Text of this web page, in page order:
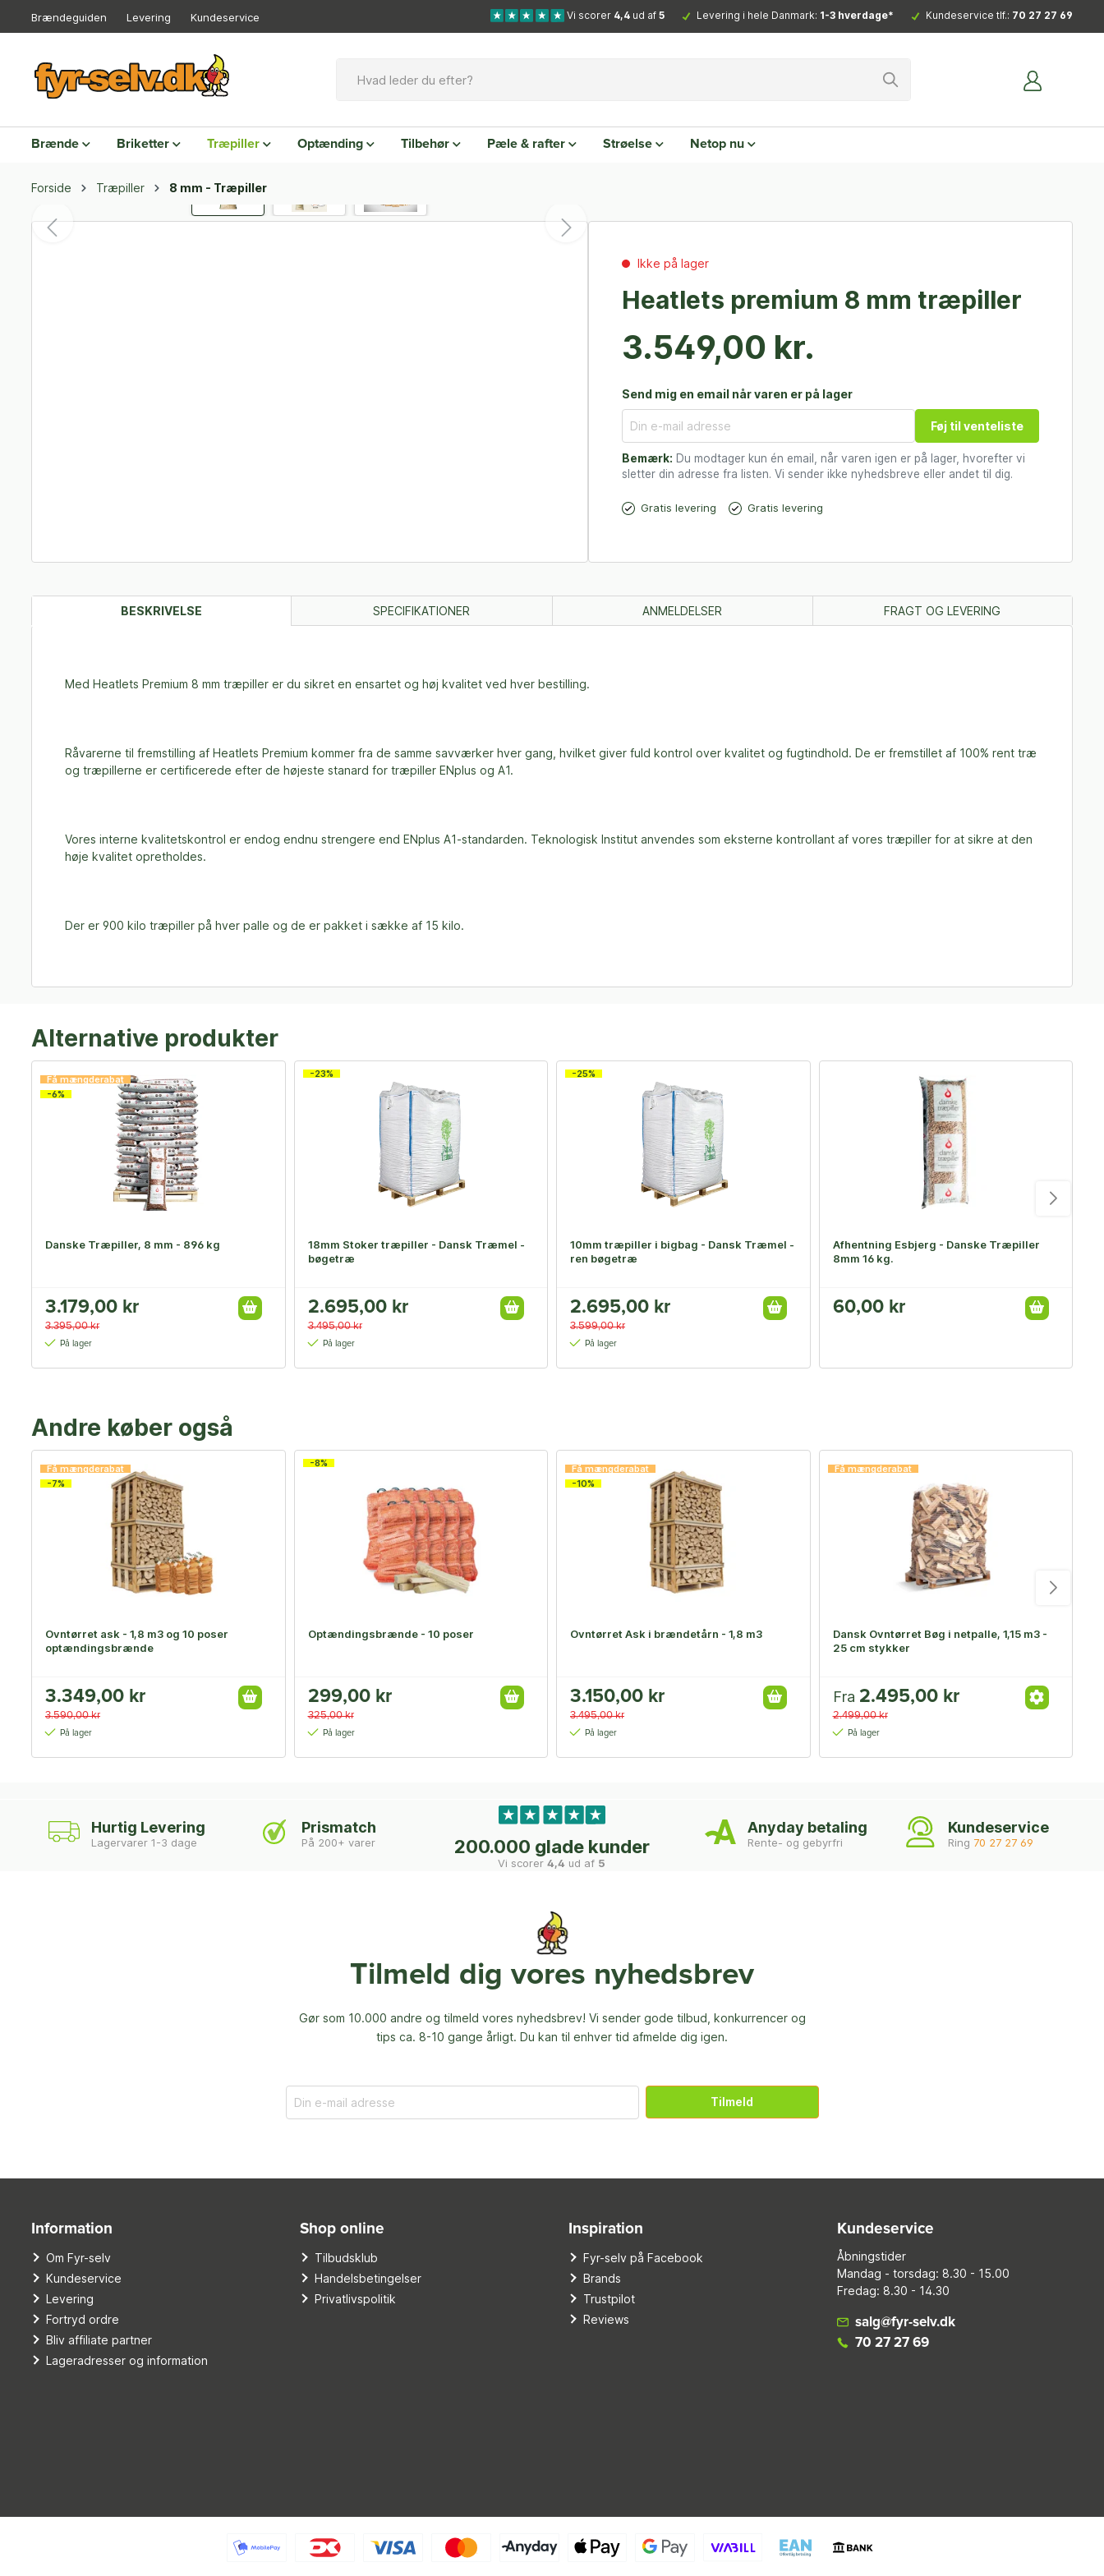
Brændeguiden Levering Kundeservice Vi scorer 4,4 ud af 5 Levering i hele Danmark: 1-3 hverdage* Kundeservice tlf.: 70 27 27 69
Brænde Briketter Træpiller Optænding Tilbehør Pæle & rafter Strøelse Netop nu
Forside Træpiller 8 mm - Træpiller
Ikke på lager
Heatlets premium 8 mm træpiller
3.549,00 kr.
Send mig en email når varen er på lager
Føj til venteliste
Bemærk: Du modtager kun én email, når varen igen er på lager, hvorefter vi
sletter din adresse fra listen. Vi sender ikke nyhedsbreve eller andet til dig.
Gratis levering Gratis levering
BESKRIVELSE SPECIFIKATIONER ANMELDELSER FRAGT OG LEVERING
Med Heatlets Premium 8 mm træpiller er du sikret en ensartet og høj kvalitet ved hver bestilling.
Råvarerne til fremstilling af Heatlets Premium kommer fra de samme savværker hver gang, hvilket giver fuld kontrol over kvalitet og fugtindhold. De er fremstillet af 100% rent træ
og træpillerne er certificerede efter de højeste stanard for træpiller ENplus og A1.
Vores interne kvalitetskontrol er endog endnu strengere end ENplus A1-standarden. Teknologisk Institut anvendes som eksterne kontrollant af vores træpiller for at sikre at den
høje kvalitet opretholdes.
Der er 900 kilo træpiller på hver palle og de er pakket i sække af 15 kilo.
Alternative produkter
Få mængderabat
-6%
Danske Træpiller, 8 mm - 896 kg
3.179,00 kr
3.395,00 kr
På lager
-23%
18mm Stoker træpiller - Dansk Træmel -
bøgetræ
2.695,00 kr
3.495,00 kr
På lager
-25%
10mm træpiller i bigbag - Dansk Træmel -
ren bøgetræ
2.695,00 kr
3.599,00 kr
På lager
Afhentning Esbjerg - Danske Træpiller
8mm 16 kg.
60,00 kr
Andre køber også
Få mængderabat
-7%
Ovntørret ask - 1,8 m3 og 10 poser
optændingsbrænde
3.349,00 kr
3.590,00 kr
På lager
-8%
Optændingsbrænde - 10 poser
299,00 kr
325,00 kr
På lager
Få mængderabat
-10%
Ovntørret Ask i brændetårn - 1,8 m3
3.150,00 kr
3.495,00 kr
På lager
Få mængderabat
Dansk Ovntørret Bøg i netpalle, 1,15 m3 -
25 cm stykker
Fra 2.495,00 kr
2.499,00 kr
På lager
Hurtig Levering
Lagervarer 1-3 dage
Prismatch
På 200+ varer 200.000 glade kunder
Vi scorer4,4 ud af 5
Anyday betaling
Rente- og gebyrfri
Kundeservice
Ring 70 27 27 69
Tilmeld dig vores nyhedsbrev
Gør som 10.000 andre og tilmeld vores nyhedsbrev! Vi sender gode tilbud, konkurrencer og
tips ca. 8-10 gange årligt. Du kan til enhver tid afmelde dig igen.
Tilmeld
Information
Om Fyr-selv
Kundeservice
Levering
Fortryd ordre
Bliv affiliate partner
Lageradresser og information
Shop online
Tilbudsklub
Handelsbetingelser
Privatlivspolitik
Inspiration
Fyr-selv på Facebook
Brands
Trustpilot
Reviews
Kundeservice
Åbningstider
Mandag - torsdag: 8.30 - 15.00
Fredag: 8.30 - 14.30
salg@fyr-selv.dk
70 27 27 69